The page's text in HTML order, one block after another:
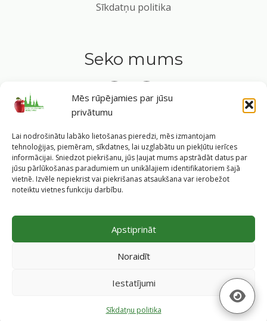
Mēs rūpējamies par jūsu
privātumu
Lai nodrošinātu labāko lietošanas pieredzi, mēs izmantojam
tehnoloģijas, piemēram, sīkdatnes, lai uzglabātu un piekļūtu ierīces
informācijai. Sniedzot piekrišanu, jūs ļaujat mums apstrādāt datus par
jūsu pārlūkošanas paradumiem un unikālajiem identifikatoriem šajā
vietnē. Izvēle nepiekrist vai piekrišanas atsaukšana var ierobežot
noteiktu vietnes funkciju darbību.
Apstiprināt
Noraidīt
Iestatījumi
Sīkdatņu politika
Seko mums
©2026 Veselīgs rīdzinieks veselā Rīgā |Pārpublicējot
informāciju, atsauce uz Rīgas valstspilsētas pašvaldības
www.veseligsridzinieks.lv
Pašvaldības portālu administrē Rīgas valstspilsētas
pašvaldības Labklājības departaments (Rīga, Baznīcas iela